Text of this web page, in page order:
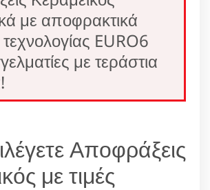
με αποφρακτικά
EURO6
με τεράστια
Αποφράξεις
με τιμές